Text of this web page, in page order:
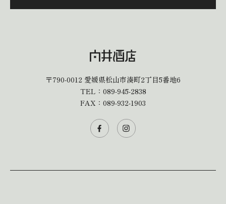
〒790-0012 愛媛県松山市湊町2丁目5番地6
TEL： 089-945-2838
FAX：089-932-1903